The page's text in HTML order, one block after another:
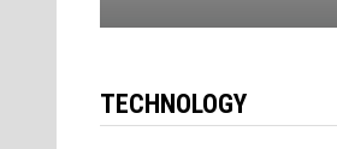
TECHNOLOGY